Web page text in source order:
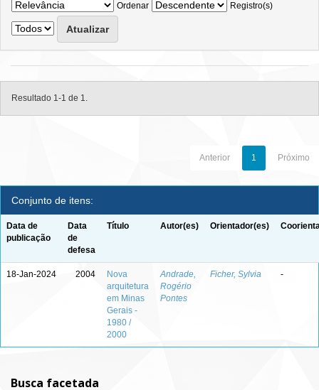
Ordenar
Registro(s)
Resultado 1-1 de 1.
Anterior 1 Próximo
Conjunto de itens:
Data de
publicação
Data
de
defesa
Título Autor(es) Orientador(es)
18-Jan-2024 2004
Nova
arquitetura
em Minas
Gerais -
1980 /
2000
Andrade,
Rogério
Pontes
Ficher, Sylvia -
Busca facetada